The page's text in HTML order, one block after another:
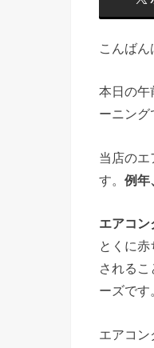
こんばん
本日の午
ーニング
当店の
す。 例年
エアコン
とくに
される
ーズです
エアコ